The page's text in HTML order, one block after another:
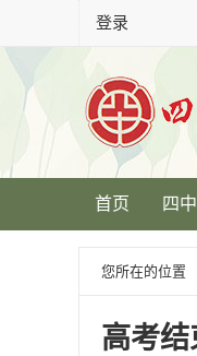
登录
首页 四
您所在的位置
高考